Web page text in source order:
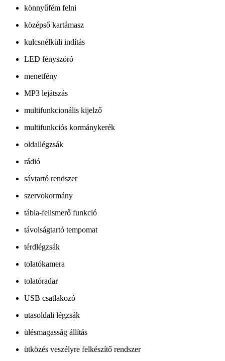
könnyűfém felni
középső kartámasz
kulcsnélküli indítás
LED fényszóró
menetfény
MP3 lejátszás
multifunkcionális kijelző
multifunkciós kormánykerék
oldallégzsák
rádió
sávtartó rendszer
szervokormány
tábla-felismerő funkció
távolságtartó tempomat
térdlégzsák
tolatókamera
tolatóradar
USB csatlakozó
utasoldali légzsák
ülésmagasság állítás
ütközés veszélyre felkészítő rendszer